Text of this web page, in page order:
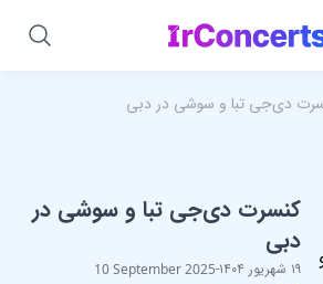
دی‌جی تبا و سوشی در دبی
کنسرت دی‌جی تبا و سوشی در
دبی
۱۹ شهریور ۱۴۰۴ -
10 September 2025